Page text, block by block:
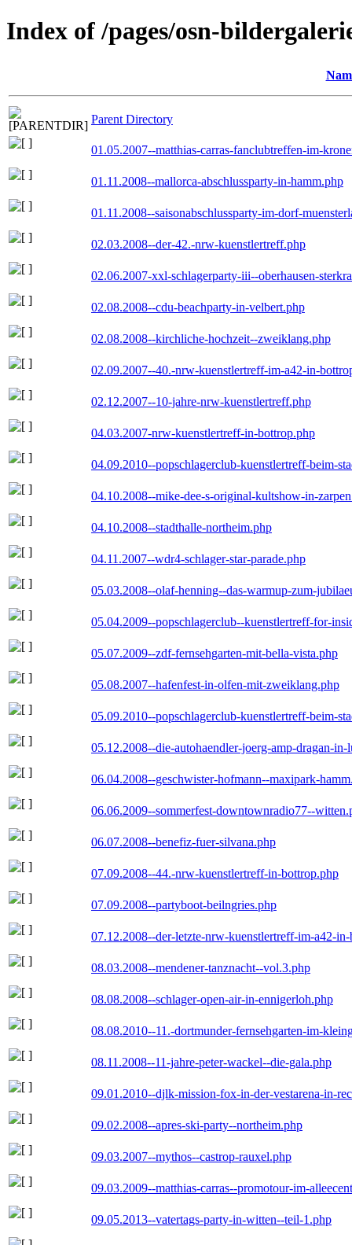
Index of /pages/osn-
Parent Directory
01.05.2007--matthias-carras-fanclubtreffen-im-
01.11.2008--mallorca-abschlussparty-in-hamm.php
01.11.2008--saisonabschlussparty-im-dorf-
02.03.2008--der-42.-nrw-kuenstlertreff.php
02.06.2007-xxl-schlagerparty-iii--oberhausen-
02.08.2008--cdu-beachparty-in-velbert.php
02.08.2008--kirchliche-hochzeit--zweiklang.php
02.09.2007--40.-nrw-kuenstlertreff-im-a42-in-
02.12.2007--10-jahre-nrw-kuenstlertreff.php
04.03.2007-nrw-kuenstlertreff-in-bottrop.php
04.09.2010--popschlagerclub-kuenstlertreff-beim-
04.10.2008--mike-dee-s-original-kultshow-in-
04.10.2008--stadthalle-northeim.php
04.11.2007--wdr4-schlager-star-parade.php
05.03.2008--olaf-henning--das-warmup-zum-
05.04.2009--popschlagerclub--kuenstlertreff-for-
05.07.2009--zdf-fernsehgarten-mit-bella-vista.php
05.08.2007--hafenfest-in-olfen-mit-zweiklang.php
05.09.2010--popschlagerclub-kuenstlertreff-beim-
05.12.2008--die-autohaendler-joerg-amp-dragan-in-
06.04.2008--geschwister-hofmann--maxipark-
06.06.2009--sommerfest-downtownradio77--
06.07.2008--benefiz-fuer-silvana.php
07.09.2008--44.-nrw-kuenstlertreff-in-bottrop.php
07.09.2008--partyboot-beilngries.php
07.12.2008--der-letzte-nrw-kuenstlertreff-im-a42-
08.03.2008--mendener-tanznacht--vol.3.php
08.08.2008--schlager-open-air-in-ennigerloh.php
08.08.2010--11.-dortmunder-fernsehgarten-im-
08.11.2008--11-jahre-peter-wackel--die-gala.php
09.01.2010--djlk-mission-fox-in-der-vestarena-in-
09.02.2008--apres-ski-party--northeim.php
09.03.2007--mythos--castrop-rauxel.php
09.03.2009--matthias-carras--promotour-im-
09.05.2013--vatertags-party-in-witten--teil-1.php